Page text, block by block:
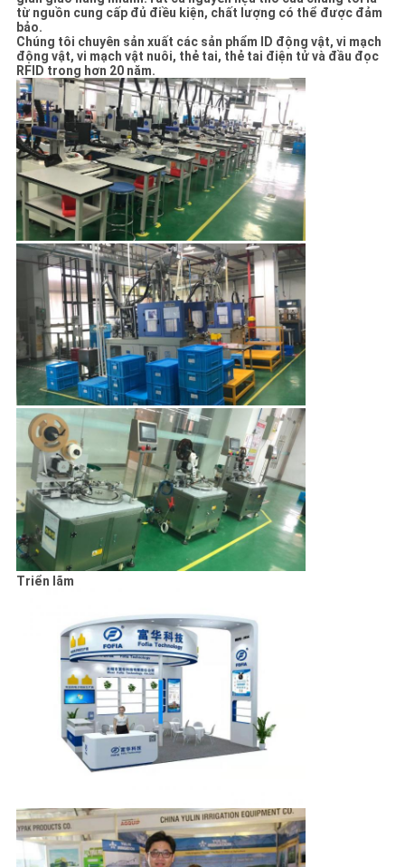
từ nguồn cung cấp đủ điều kiện, chất lượng có thể được đảm
bảo.
Chúng tôi chuyên sản xuất các sản phẩm ID động vật, vi mạch
động vật, vi mạch vật nuôi, thẻ tai, thẻ tai điện tử và đầu đọc
RFID trong hơn 20 năm.
Triển lãm